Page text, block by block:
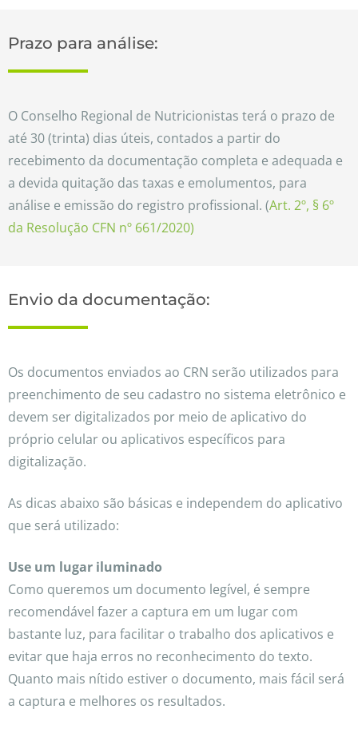
Prazo para análise:
O Conselho Regional de Nutricionistas terá o prazo de
até 30 (trinta) dias úteis, contados a partir do
recebimento da documentação completa e adequada e
a devida quitação das taxas e emolumentos, para
análise e emissão do registro profissional. (Art. 2º, § 6º
da Resolução CFN nº 661/2020)
Envio da documentação:
Os documentos enviados ao CRN serão utilizados para
preenchimento de seu cadastro no sistema eletrônico e
devem ser digitalizados por meio de aplicativo do
próprio celular ou aplicativos específicos para
digitalização.
As dicas abaixo são básicas e independem do aplicativo
que será utilizado:
Use um lugar iluminado
Como queremos um documento legível, é sempre
recomendável fazer a captura em um lugar com
bastante luz, para facilitar o trabalho dos aplicativos e
evitar que haja erros no reconhecimento do texto.
Quanto mais nítido estiver o documento, mais fácil será
a captura e melhores os resultados.